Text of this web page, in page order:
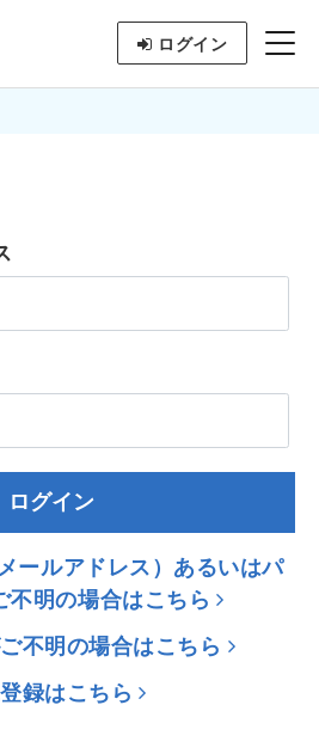
ログイン
ログイン
ールアドレス）あるいはパ
不明の場合はこちら
不明の場合はこちら
録はこちら